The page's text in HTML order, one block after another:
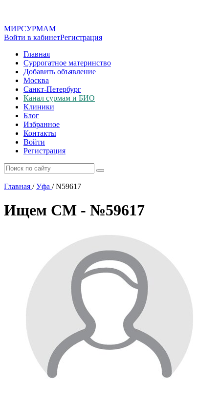
МИРСУРМАМ
Войти в кабинетРегистрация
Главная
Суррогатное материнство
Добавить объявление
Москва
Санкт-Петербург
Канал сурмам и БИО
Клиники
Блог
Избранное
Контакты
Войти
Регистрация
Главная / Уфа /N59617
Ищем СМ - №59617